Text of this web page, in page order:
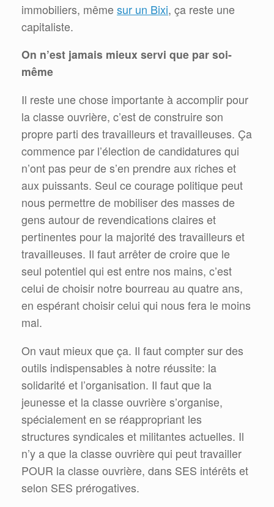
immobiliers, même sur un Bixi, ça reste une
capitaliste.
On n’est jamais mieux servi que par soi-
même
Il reste une chose importante à accomplir pour
la classe ouvrière, c’est de construire son
propre parti des travailleurs et travailleuses. Ça
commence par l’élection de candidatures qui
n’ont pas peur de s’en prendre aux riches et
aux puissants. Seul ce courage politique peut
nous permettre de mobiliser des masses de
gens autour de revendications claires et
pertinentes pour la majorité des travailleurs et
travailleuses. Il faut arrêter de croire que le
seul potentiel qui est entre nos mains, c’est
celui de choisir notre bourreau au quatre ans,
en espérant choisir celui qui nous fera le moins
mal.
On vaut mieux que ça. Il faut compter sur des
outils indispensables à notre réussite: la
solidarité et l’organisation. Il faut que la
jeunesse et la classe ouvrière s’organise,
spécialement en se réappropriant les
structures syndicales et militantes actuelles. Il
n’y a que la classe ouvrière qui peut travailler
POUR la classe ouvrière, dans SES intérêts et
selon SES prérogatives.